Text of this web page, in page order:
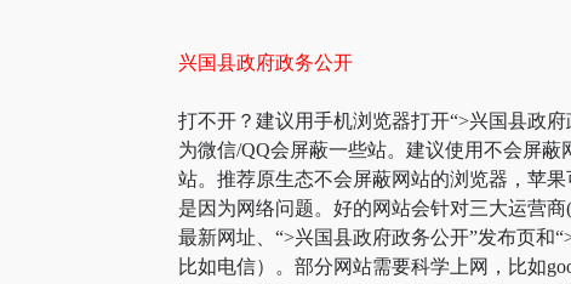
兴国县政府政务公开
打不开？建议用手机浏览器打开“>兴国县政
为微信/QQ会屏蔽一些站。建议使用不会屏
站。推荐原生态不会屏蔽网站的浏览器，苹
是因为网络问题。好的网站会针对三大运营
最新网址、“>兴国县政府政务公开”发布页和
比如电信）。部分网站需要科学上网，比如